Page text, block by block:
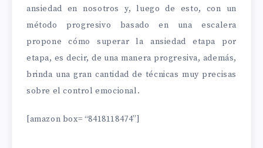
ansiedad en nosotros y, luego de esto, con un
método progresivo basado en una escalera
propone cómo superar la ansiedad etapa por
etapa, es decir, de una manera progresiva, además,
brinda una gran cantidad de técnicas muy precisas
sobre el control emocional.
[amazon box= “8418118474”]